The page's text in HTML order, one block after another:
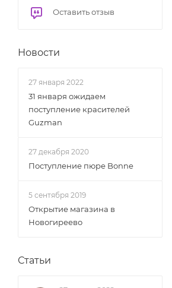
Оставить отзыв
Новости
27 января 2022
31 января ожидаем
поступление красителей
Guzman
27 декабря 2020
Поступление пюре Bonne
5 сентября 2019
Открытие магазина в
Новогиреево
Статьи